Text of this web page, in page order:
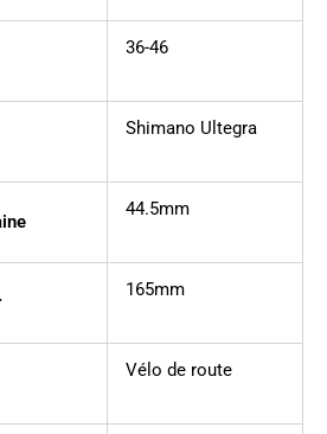
36-46
Shimano Ultegra
44.5mm
165mm
Vélo de route